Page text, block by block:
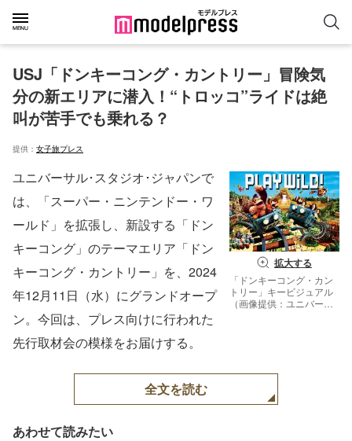
USJ「ドンキーコング・カントリー」冒険気
分の新エリアに潜入！“トロッコ”ライドは絶
叫が苦手でも乗れる？
提供： 女子旅プレス
拡大する
「ドンキーコング・カン
トリー」キービジュアル
（画像提供：ユニバーサ
ユニバーサル･スタジオ･ジャパンで
は、「スーパー・ニンテンドー・ワ
ールド」を拡張し、新設する「ドン
キーコング」のテーマエリア「ドン
キーコング・カントリー」を、2024
年12月11日（水）にグランドオープ
ン。今回は、プレス向けに行われた
先行取材会の模様をお届けする。
全文を読む
あわせて読みたい